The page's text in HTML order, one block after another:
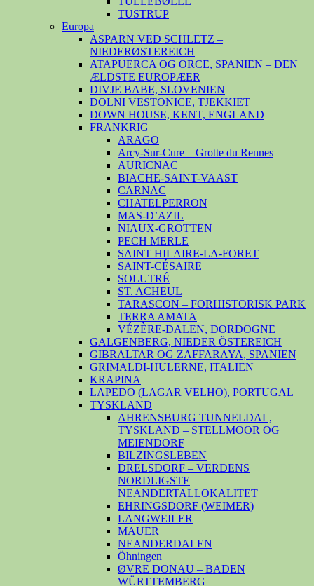
TUSTRUP
Europa
ASPARN VED SCHLETZ –
NIEDERØSTEREICH
ATAPUERCA OG ORCE, SPANIEN – DEN
ÆLDSTE EUROPÆER
DIVJE BABE, SLOVENIEN
DOLNI VESTONICE, TJEKKIET
DOWN HOUSE, KENT, ENGLAND
FRANKRIG
ARAGO
Arcy-Sur-Cure – Grotte du Rennes
AURICNAC
BIACHE-SAINT-VAAST
CARNAC
CHATELPERRON
MAS-D’AZIL
NIAUX-GROTTEN
PECH MERLE
SAINT HILAIRE-LA-FORET
SAINT-CÉSAIRE
SOLUTRÉ
ST. ACHEUL
TARASCON – FORHISTORISK PARK
TERRA AMATA
VÉZÈRE-DALEN, DORDOGNE
GALGENBERG, NIEDER ÖSTEREICH
GIBRALTAR OG ZAFFARAYA, SPANIEN
GRIMALDI-HULERNE, ITALIEN
KRAPINA
LAPEDO (LAGAR VELHO), PORTUGAL
TYSKLAND
AHRENSBURG TUNNELDAL,
TYSKLAND – STELLMOOR OG
MEIENDORF
BILZINGSLEBEN
DRELSDORF – VERDENS
NORDLIGSTE
NEANDERTALLOKALITET
EHRINGSDORF (WEIMER)
LANGWEILER
MAUER
NEANDERDALEN
Öhningen
ØVRE DONAU – BADEN
WÜRTTEMBERG